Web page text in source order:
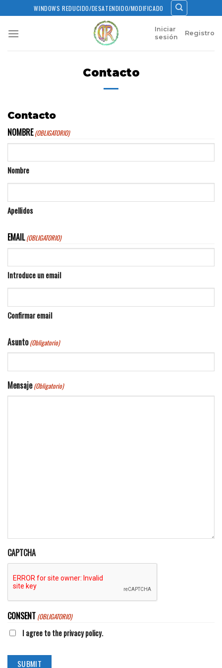
to
content
WINDOWS REDUCIDO/DESATENDIDO/MODIFICADO
Iniciar
sesión
Registro
Contacto
Contacto
NOMBRE (OBLIGATORIO)
Nombre
Apellidos
EMAIL (OBLIGATORIO)
Introduce un email
Confirmar email
Asunto (Obligatorio)
Mensaje (Obligatorio)
CAPTCHA
CONSENT (OBLIGATORIO)
I agree to the privacy policy.